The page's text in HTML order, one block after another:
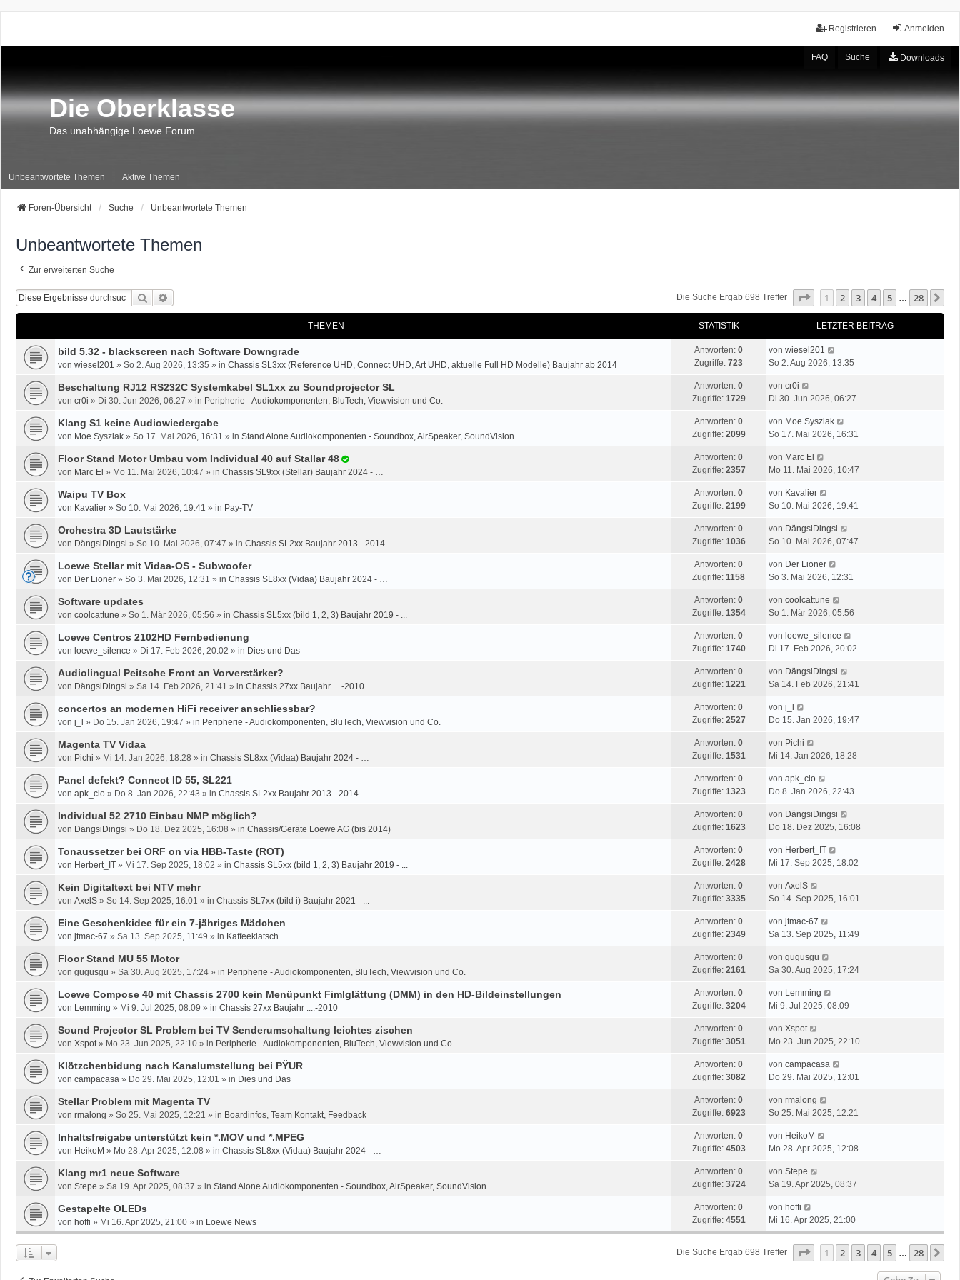
Anmelden
Registrieren
FAQ Suche Downloads
Die Oberklasse
Das unabhängige Loewe Forum
Unbeantwortete Themen Aktive Themen
Foren-Übersicht Suche Unbeantwortete Themen
Unbeantwortete Themen
Zur erweiterten Suche
Suche Die Suche Ergab 698 Treffer Seite Von
1 2 3 4 5 … 28
THEMEN STATISTIK LETZTER BEITRAG
bild 5.32 - blackscreen nach Software Downgrade
von wiesel201 » So 2. Aug 2026, 13:35 » in Chassis SL3xx (Reference UHD, Connect UHD, Art UHD, aktuelle Full HD Modelle) Baujahr ab 2014
Antworten: 0
Zugriffe: 723
von wiesel201
So 2. Aug 2026, 13:35
Beschaltung RJ12 RS232C Systemkabel SL1xx zu Soundprojector SL
von cr0i » Di 30. Jun 2026, 06:27 » in Peripherie - Audiokomponenten, BluTech, Viewvision und Co.
Antworten: 0
Zugriffe: 1729
von cr0i
Di 30. Jun 2026, 06:27
Klang S1 keine Audiowiedergabe
von Moe Syszlak » So 17. Mai 2026, 16:31 » in Stand Alone Audiokomponenten - Soundbox, AirSpeaker, SoundVision...
Antworten: 0
Zugriffe: 2099
von Moe Syszlak
So 17. Mai 2026, 16:31
Floor Stand Motor Umbau vom Individual 40 auf Stallar 48
von Marc El » Mo 11. Mai 2026, 10:47 » in Chassis SL9xx (Stellar) Baujahr 2024 - …
Antworten: 0
Zugriffe: 2357
von Marc El
Mo 11. Mai 2026, 10:47
Waipu TV Box
von Kavalier » So 10. Mai 2026, 19:41 » in Pay-TV
Antworten: 0
Zugriffe: 2199
von Kavalier
So 10. Mai 2026, 19:41
Orchestra 3D Lautstärke
von DängsiDingsi » So 10. Mai 2026, 07:47 » in Chassis SL2xx Baujahr 2013 - 2014
Antworten: 0
Zugriffe: 1036
von DängsiDingsi
So 10. Mai 2026, 07:47
Loewe Stellar mit Vidaa-OS - Subwoofer
von Der Lioner » So 3. Mai 2026, 12:31 » in Chassis SL8xx (Vidaa) Baujahr 2024 - …
Antworten: 0
Zugriffe: 1158
von Der Lioner
So 3. Mai 2026, 12:31
Software updates
von coolcattune » So 1. Mär 2026, 05:56 » in Chassis SL5xx (bild 1, 2, 3) Baujahr 2019 - ...
Antworten: 0
Zugriffe: 1354
von coolcattune
So 1. Mär 2026, 05:56
Loewe Centros 2102HD Fernbedienung
von loewe_silence » Di 17. Feb 2026, 20:02 » in Dies und Das
Antworten: 0
Zugriffe: 1740
von loewe_silence
Di 17. Feb 2026, 20:02
Audiolingual Peitsche Front an Vorverstärker?
von DängsiDingsi » Sa 14. Feb 2026, 21:41 » in Chassis 27xx Baujahr ....-2010
Antworten: 0
Zugriffe: 1221
von DängsiDingsi
Sa 14. Feb 2026, 21:41
concertos an modernen HiFi receiver anschliessbar?
von j_l » Do 15. Jan 2026, 19:47 » in Peripherie - Audiokomponenten, BluTech, Viewvision und Co.
Antworten: 0
Zugriffe: 2527
von j_l
Do 15. Jan 2026, 19:47
Magenta TV Vidaa
von Pichi » Mi 14. Jan 2026, 18:28 » in Chassis SL8xx (Vidaa) Baujahr 2024 - …
Antworten: 0
Zugriffe: 1531
von Pichi
Mi 14. Jan 2026, 18:28
Panel defekt? Connect ID 55, SL221
von apk_cio » Do 8. Jan 2026, 22:43 » in Chassis SL2xx Baujahr 2013 - 2014
Antworten: 0
Zugriffe: 1323
von apk_cio
Do 8. Jan 2026, 22:43
Individual 52 2710 Einbau NMP möglich?
von DängsiDingsi » Do 18. Dez 2025, 16:08 » in Chassis/Geräte Loewe AG (bis 2014)
Antworten: 0
Zugriffe: 1623
von DängsiDingsi
Do 18. Dez 2025, 16:08
Tonaussetzer bei ORF on via HBB-Taste (ROT)
von Herbert_IT » Mi 17. Sep 2025, 18:02 » in Chassis SL5xx (bild 1, 2, 3) Baujahr 2019 - ...
Antworten: 0
Zugriffe: 2428
von Herbert_IT
Mi 17. Sep 2025, 18:02
Kein Digitaltext bei NTV mehr
von AxelS » So 14. Sep 2025, 16:01 » in Chassis SL7xx (bild i) Baujahr 2021 - ...
Antworten: 0
Zugriffe: 3335
von AxelS
So 14. Sep 2025, 16:01
Eine Geschenkidee für ein 7-jähriges Mädchen
von jtmac-67 » Sa 13. Sep 2025, 11:49 » in Kaffeeklatsch
Antworten: 0
Zugriffe: 2349
von jtmac-67
Sa 13. Sep 2025, 11:49
Floor Stand MU 55 Motor
von gugusgu » Sa 30. Aug 2025, 17:24 » in Peripherie - Audiokomponenten, BluTech, Viewvision und Co.
Antworten: 0
Zugriffe: 2161
von gugusgu
Sa 30. Aug 2025, 17:24
Loewe Compose 40 mit Chassis 2700 kein Menüpunkt Fimlglättung (DMM) in den HD-Bildeinstellungen
von Lemming » Mi 9. Jul 2025, 08:09 » in Chassis 27xx Baujahr ....-2010
Antworten: 0
Zugriffe: 3204
von Lemming
Mi 9. Jul 2025, 08:09
Sound Projector SL Problem bei TV Senderumschaltung leichtes zischen
von Xspot» Mo 23. Jun 2025, 22:10 » in Peripherie - Audiokomponenten, BluTech, Viewvision und Co.
Antworten: 0
Zugriffe: 3051
von Xspot
Mo 23. Jun 2025, 22:10
Klötzchenbidung nach Kanalumstellung bei PŸUR
von campacasa » Do 29. Mai 2025, 12:01 » in Dies und Das
Antworten: 0
Zugriffe: 3082
von campacasa
Do 29. Mai 2025, 12:01
Stellar Problem mit Magenta TV
von rmalong » So 25. Mai 2025, 12:21 » in Boardinfos, Team Kontakt, Feedback
Antworten: 0
Zugriffe: 6923
von rmalong
So 25. Mai 2025, 12:21
Inhaltsfreigabe unterstützt kein *.MOV und *.MPEG
von HeikoM » Mo 28. Apr 2025, 12:08 » in Chassis SL8xx (Vidaa) Baujahr 2024 - …
Antworten: 0
Zugriffe: 4503
von HeikoM
Mo 28. Apr 2025, 12:08
Klang mr1 neue Software
von Stepe » Sa 19. Apr 2025, 08:37 » in Stand Alone Audiokomponenten - Soundbox, AirSpeaker, SoundVision...
Antworten: 0
Zugriffe: 3724
von Stepe
Sa 19. Apr 2025, 08:37
Gestapelte OLEDs
von hoffi » Mi 16. Apr 2025, 21:00 » in Loewe News
Antworten: 0
Zugriffe: 4551
von hoffi
Mi 16. Apr 2025, 21:00
Die Suche Ergab 698 Treffer Seite Von
1 2 3 4 5 … 28